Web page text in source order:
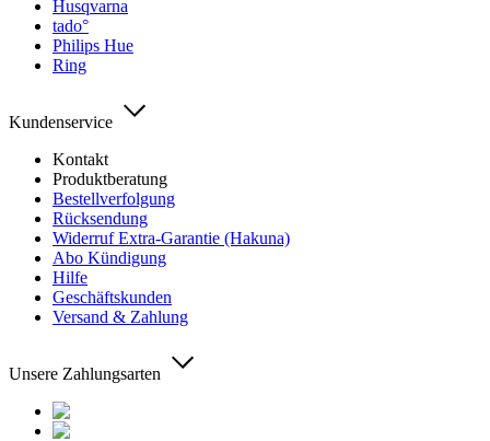
Husqvarna
tado°
Philips Hue
Ring
Kundenservice
Kontakt
Produktberatung
Bestellverfolgung
Rücksendung
Widerruf Extra-Garantie (Hakuna)
Abo Kündigung
Hilfe
Geschäftskunden
Versand & Zahlung
Unsere Zahlungsarten